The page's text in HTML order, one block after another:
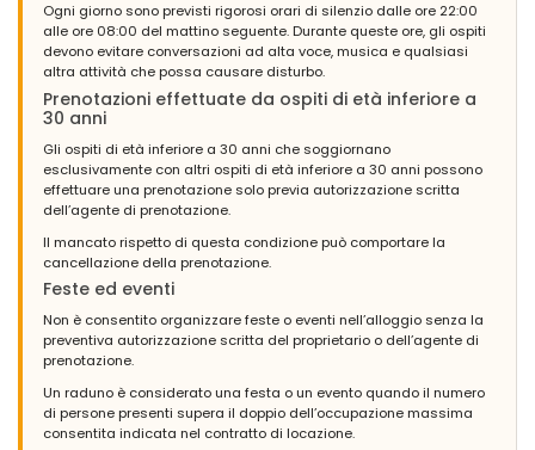
turistiche e bellissime.
- 8,7
Gruppi di amici - Settembre 2023 - Spagna :
(Testo originale)
Casa ubicada en zona tranquila, buena orientación, a 10 min de
Javea. A destacar zona de barbacoa y piscina mismo nivel y
bien integrado.
(Tradotto da Google)
Casa situata in una zona tranquilla, buon orientamento, a 10
minuti da Javea. Da evidenziare la zona barbecue e la piscina
sullo stesso livello e ben integrate.
- 7,7
Gruppi di amici - Settembre 2022 - Paesi Bassi :
Ogni giorno sono previsti rigorosi orari di silenzio dalle ore 22:00
alle ore 08:00 del mattino seguente. Durante queste ore, gli ospiti
devono evitare conversazioni ad alta voce, musica e qualsiasi
altra attività che possa causare disturbo.
Prenotazioni effettuate da ospiti di età inferiore a
30 anni
Gli ospiti di età inferiore a 30 anni che soggiornano
esclusivamente con altri ospiti di età inferiore a 30 anni possono
effettuare una prenotazione solo previa autorizzazione scritta
dell’agente di prenotazione.
Il mancato rispetto di questa condizione può comportare la
cancellazione della prenotazione.
Feste ed eventi
Non è consentito organizzare feste o eventi nell’alloggio senza la
preventiva autorizzazione scritta del proprietario o dell’agente di
prenotazione.
Un raduno è considerato una festa o un evento quando il numero
di persone presenti supera il doppio dell’occupazione massima
consentita indicata nel contratto di locazione.